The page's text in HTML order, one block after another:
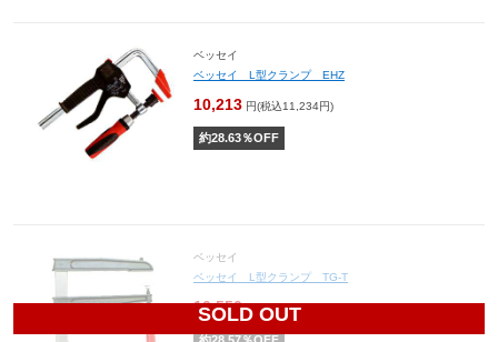
ベッセイ
ベッセイ L型クランプ EHZ
10,213 円(税込11,234円)
約28.63％OFF
SOLD OUT
ベッセイ
ベッセイ L型クランプ TG-T
10,550円(税込11,605円)